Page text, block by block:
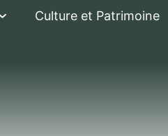
Culture et Patrimoine